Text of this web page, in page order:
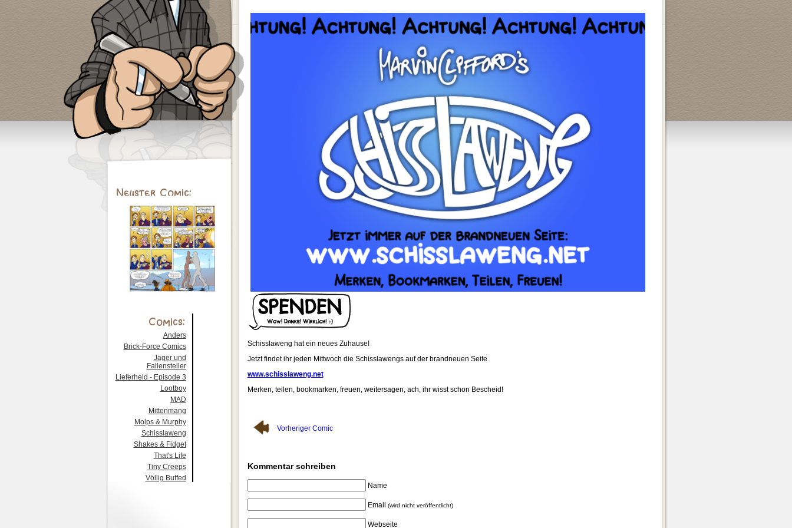
Anders
Brick-Force Comics
Jäger und
Fallensteller
Lieferheld - Episode 3
Lootboy
MAD
Mittenmang
Molps & Murphy
Schisslaweng
Shakes & Fidget
That's Life
Tiny Creeps
Völlig Buffed
Schisslaweng hat ein neues Zuhause!
Jetzt findet ihr jeden Mittwoch die Schisslawengs auf der brandneuen Seite
www.schisslaweng.net
Merken, teilen, bookmarken, freuen, weitersagen, ach, ihr wisst schon Bescheid!
Vorheriger Comic
Kommentar schreiben
Name
Email (wird nicht veröffentlicht)
Webseite